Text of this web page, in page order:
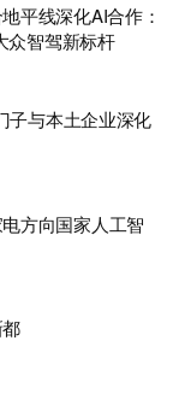
平线深化AI合作：
众智驾新标杆
子与本土企业深化
方向国家人工智